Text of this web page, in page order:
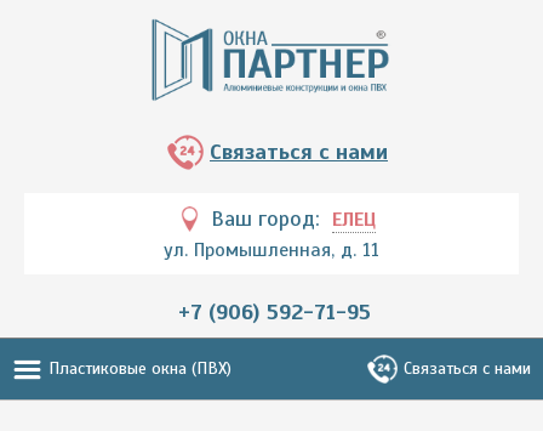
Связаться с нами
Ваш город: ЕЛЕЦ
ул. Промышленная, д. 11
+7 (906) 592-71-95
Пластиковые окна (ПВХ) Связаться с нами